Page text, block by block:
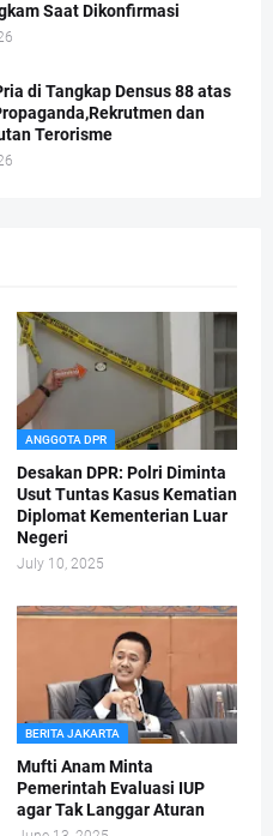
Saat Dikonfirmasi
di Tangkap Densus 88 atas
dan
Terorisme
ANGGOTA DPR
Desakan DPR: Polri Diminta
Usut Tuntas Kasus Kematian
Diplomat Kementerian Luar
Negeri
July 10, 2025
BERITA JAKARTA
Mufti Anam Minta
Pemerintah Evaluasi IUP
agar Tak Langgar Aturan